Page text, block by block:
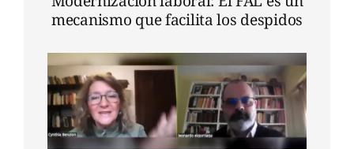
mecanismo que facilita los despidos